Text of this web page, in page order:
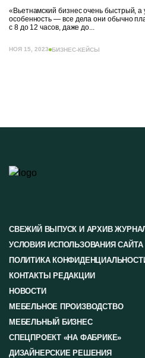
«Вьетнамский бизнес очень быстрый,
особенность — все дела они обычно
с 8 до 12 часов, даже до...
НОЯ 15, 2023 БИЗНЕС-КЕЙСЫ
СВЕЖИЙ ВЫПУСК И АРХИВ
УСЛОВИЯ ИСПОЛЬЗОВАНИЯ САЙТА
ПОЛИТИКА
КОНТАКТЫ РЕДАКЦИИ
НОВОСТИ
МЕБЕЛЬНОЕ ПРОИЗВОДСТВО
МЕБЕЛЬНЫЙ БИЗНЕС
СПЕЦПРОЕКТ «НА ФАБРИКЕ»
ДИЗАЙНЕРСКИЕ РЕШЕНИЯ